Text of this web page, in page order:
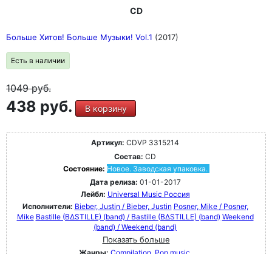
CD
Больше Хитов! Больше Музыки! Vol.1 (2017)
Есть в наличии
1049руб.
438 руб. В корзину
Артикул: CDVP 3315214
Состав: CD
Состояние: Новое. Заводская упаковка.
Дата релиза: 01-01-2017
Лейбл: Universal Music Россия
Исполнители: Bieber, Justin / Bieber, Justin Posner, Mike / Posner,
Mike Bastille (BΔSTILLE) (band) / Bastille (BΔSTILLE) (band) Weekend
(band) / Weekend (band)
Показать больше